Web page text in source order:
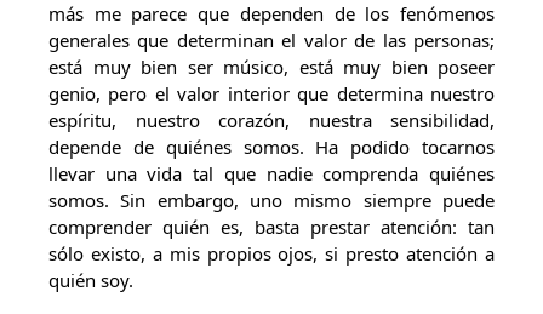
más me parece que dependen de los fenómenos
generales que determinan el valor de las personas;
está muy bien ser músico, está muy bien poseer
genio, pero el valor interior que determina nuestro
espíritu, nuestro corazón, nuestra sensibilidad,
depende de quiénes somos. Ha podido tocarnos
llevar una vida tal que nadie comprenda quiénes
somos. Sin embargo, uno mismo siempre puede
comprender quién es, basta prestar atención: tan
sólo existo, a mis propios ojos, si presto atención a
quién soy.